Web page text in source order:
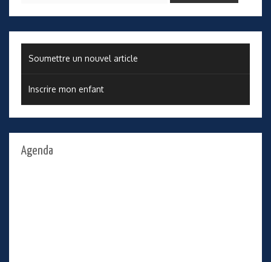
Soumettre un nouvel article
Inscrire mon enfant
Agenda